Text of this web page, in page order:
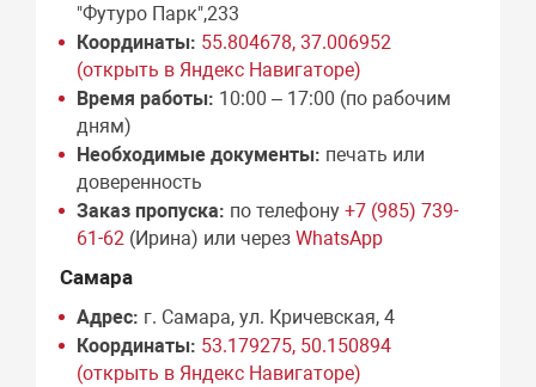
"Футуро Парк",233
Координаты: 55.804678, 37.006952
(открыть в Яндекс Навигаторе)
Время работы: 10:00 – 17:00 (по рабочим
дням)
Необходимые документы: печать или
доверенность
Заказ пропуска: по телефону+7 (985) 739-
61-62 (Ирина) или черезWhatsApp
Самара
Адрес: г. Самара, ул. Кричевская, 4
Координаты: 53.179275, 50.150894
(открыть в Яндекс Навигаторе)